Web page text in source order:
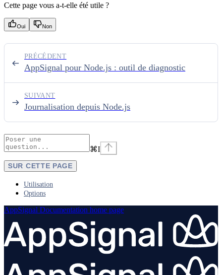
Cette page vous a-t-elle été utile ?
Oui Non
AppSignal pour Node.js : outil de diagnostic
PRÉCÉDENT
Journalisation depuis Node.js
SUIVANT
⌘I
SUR CETTE PAGE
Utilisation
Options
AppSignal Documentation home page